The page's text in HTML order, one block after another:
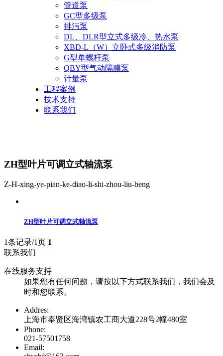
管道泵
GC型多级泵
排污泵
DL、DLR型立式多级冷、热水泵
XBD-L（W）立卧式多级消防泵
G型单螺杆泵
QBY型气动隔膜泵
计量泵
工程案例
技术支持
联系我们
ZH型叶片可调立式轴流泵
Z-H-xing-ye-pian-ke-diao-li-shi-zhou-liu-beng
ZH型叶片可调立式轴流泵
1条记录/1页 1
联系我们
在线服务支持
如果您有任何问题，请按以下方式联系我们，我们会及
时和您联系。
Addres:
上海市奉贤区海湾镇农工商大道228号2幢480室
Phone:
021-57501758
Email: